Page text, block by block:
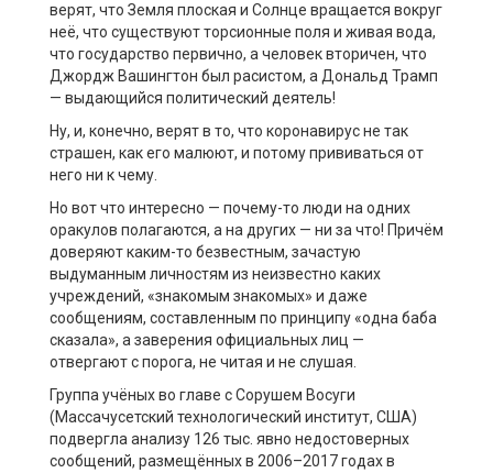
верят, что Земля плоская и Солнце вращается вокруг
неё, что существуют торсионные поля и живая вода,
что государство первично, а человек вторичен, что
Джордж Вашингтон был расистом, а Дональд Трамп
— выдающийся политический деятель!
Ну, и, конечно, верят в то, что коронавирус не так
страшен, как его малюют, и потому прививаться от
него ни к чему.
Но вот что интересно — почему-то люди на одних
оракулов полагаются, а на других — ни за что! Причём
доверяют каким-то безвестным, зачастую
выдуманным личностям из неизвестно каких
учреждений, «знакомым знакомых» и даже
сообщениям, составленным по принципу «одна баба
сказала», а заверения официальных лиц —
отвергают с порога, не читая и не слушая.
Группа учёных во главе с Сорушем Восуги
(Массачусетский технологический институт, США)
подвергла анализу 126 тыс. явно недостоверных
сообщений, размещённых в 2006–2017 годах в